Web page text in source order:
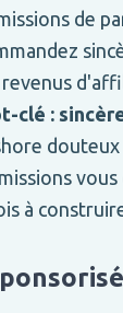
de
clé :
douteux
à